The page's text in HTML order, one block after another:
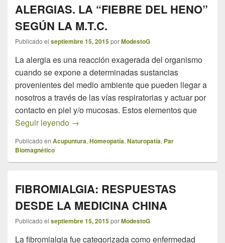
ALERGIAS. LA “FIEBRE DEL HENO”
SEGÚN LA M.T.C.
Publicado el septiembre 15, 2015porModestoG
La alergia es una reacción exagerada del organismo
cuando se expone a determinadas sustancias
provenientes del medio ambiente que pueden llegar a
nosotros a través de las vías respiratorias y actuar por
contacto en piel y/o mucosas. Estos elementos que
Seguir leyendo ALERGIAS. LA “FIEBRE DEL HENO”
→
Publicado en Acupuntura, Homeopatía, Naturopatía, Par
Biomagnético
FIBROMIALGIA: RESPUESTAS
DESDE LA MEDICINA CHINA
Publicado el septiembre 15, 2015porModestoG
La fibromialgia fue categorizada como enfermedad